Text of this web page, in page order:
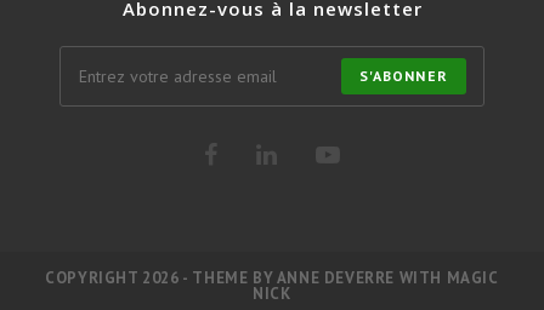
Abonnez-vous à la newsletter
S'ABONNER
COPYRIGHT 2026 - THEME BY ANNE DEVERRE WITH MAGIC
NICK